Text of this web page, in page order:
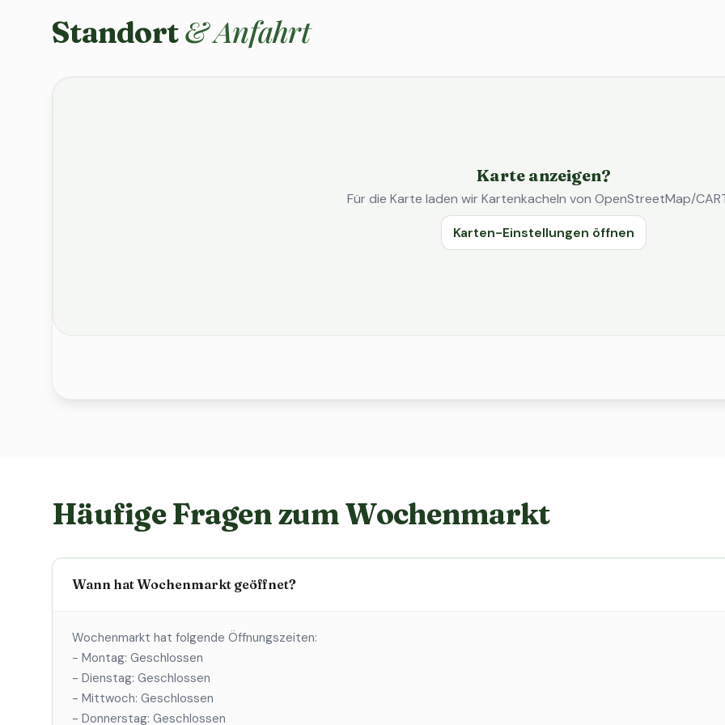
Standort& Anfahrt
Karte anzeigen?
Für die Karte laden wir Kartenkacheln von OpenStreetMap/
Karten-Einstellungen öffnen
Häufige Fragen zum Wochenmarkt
Wann hat Wochenmarkt geöffnet?
Wochenmarkt hat folgende Öffnungszeiten:
- Montag: Geschlossen
- Dienstag: Geschlossen
- Mittwoch: Geschlossen
- Donnerstag: Geschlossen